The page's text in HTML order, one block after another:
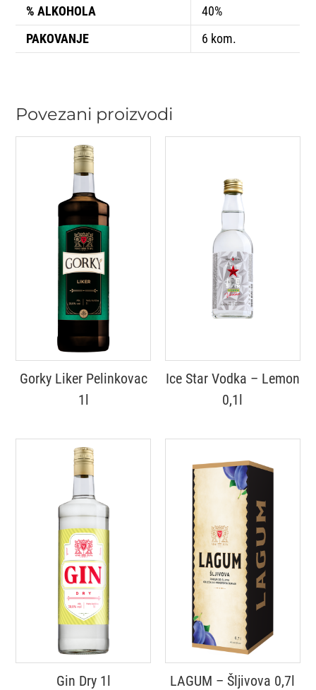
% ALKOHOLA
40%
PAKOVANJE
6 kom.
Povezani proizvodi
Gorky Liker Pelinkovac
1l
Ice Star Vodka – Lemon
0,1l
Gin Dry 1l
LAGUM – Šljivova 0,7l